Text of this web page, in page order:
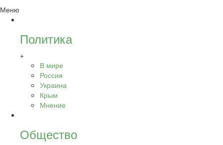
Меню
Политика
+
В мире
Россия
Украина
Крым
Мнение
Общество